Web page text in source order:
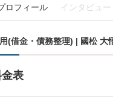
ロフィール インタビュー
(借金・債務整理) | 國松 大
表